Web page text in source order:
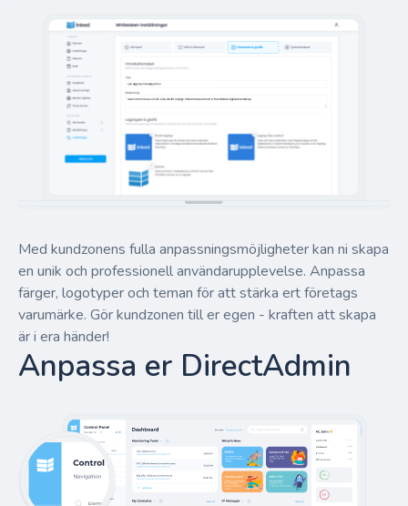
Med kundzonens fulla anpassningsmöjligheter kan ni skapa
en unik och professionell användarupplevelse. Anpassa
färger, logotyper och teman för att stärka ert företags
varumärke. Gör kundzonen till er egen - kraften att skapa
är i era händer!
Anpassa er DirectAdmin